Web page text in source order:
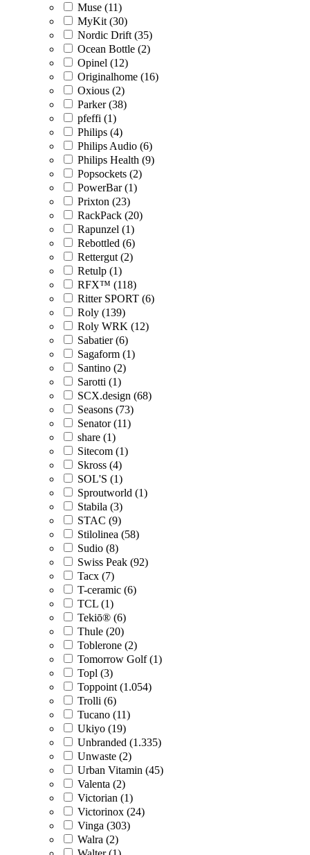
Muse (11)
MyKit (30)
Nordic Drift (35)
Ocean Bottle (2)
Opinel (12)
Originalhome (16)
Oxious (2)
Parker (38)
pfeffi (1)
Philips (4)
Philips Audio (6)
Philips Health (9)
Popsockets (2)
PowerBar (1)
Prixton (23)
RackPack (20)
Rapunzel (1)
Rebottled (6)
Rettergut (2)
Retulp (1)
RFX™ (118)
Ritter SPORT (6)
Roly (139)
Roly WRK (12)
Sabatier (6)
Sagaform (1)
Santino (2)
Sarotti (1)
SCX.design (68)
Seasons (73)
Senator (11)
share (1)
Sitecom (1)
Skross (4)
SOL'S (1)
Sproutworld (1)
Stabila (3)
STAC (9)
Stilolinea (58)
Sudio (8)
Swiss Peak (92)
Tacx (7)
T-ceramic (6)
TCL (1)
Tekiō® (6)
Thule (20)
Toblerone (2)
Tomorrow Golf (1)
Topl (3)
Toppoint (1.054)
Trolli (6)
Tucano (11)
Ukiyo (19)
Unbranded (1.335)
Unwaste (2)
Urban Vitamin (45)
Valenta (2)
Victorian (1)
Victorinox (24)
Vinga (303)
Walra (2)